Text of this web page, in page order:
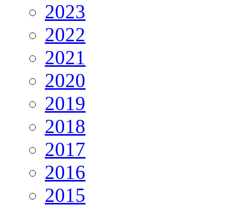
2023
2022
2021
2020
2019
2018
2017
2016
2015